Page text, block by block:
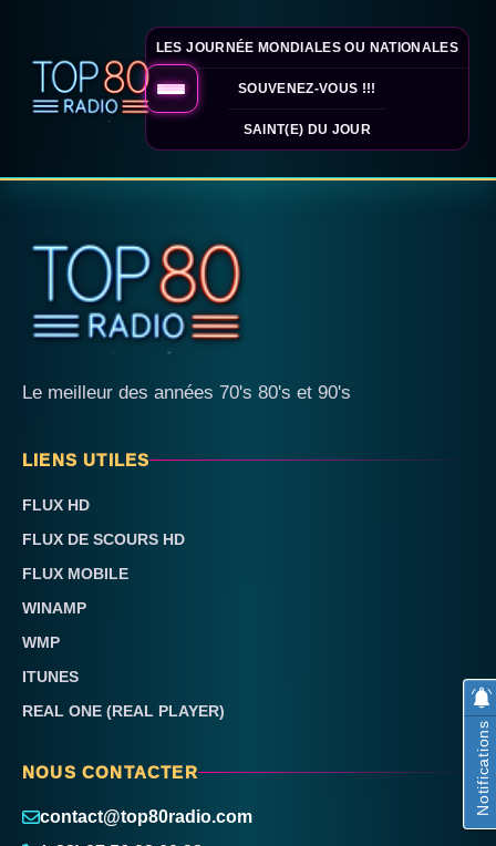
LES JOURNÉE MONDIALES OU NATIONALES
SOUVENEZ-VOUS !!!
SAINT(E) DU JOUR
Le meilleur des années 70's 80's et 90's
LIENS UTILES
FLUX HD
FLUX DE SCOURS HD
FLUX MOBILE
WINAMP
WMP
ITUNES
REAL ONE (REAL PLAYER)
NOUS CONTACTER
contact@top80radio.com
Notifications